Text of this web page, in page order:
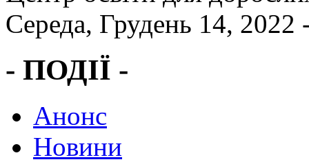
Середа, Грудень 14, 2022
- ПОДІЇ -
Анонс
Новини